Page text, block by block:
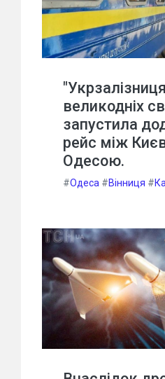
великодніх
запустила
рейс між
Одесою.
#Одеса #Вінниця #